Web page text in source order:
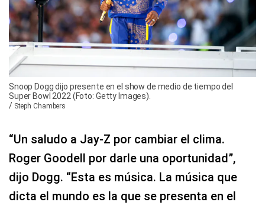
Snoop Dogg dijo presente en el show de medio de tiempo del
Super Bowl 2022 (Foto: Getty Images).
/ Steph Chambers
“Un saludo a Jay-Z por cambiar el clima.
Roger Goodell por darle una oportunidad”,
dijo Dogg. “Esta es música. La música que
dicta el mundo es la que se presenta en el